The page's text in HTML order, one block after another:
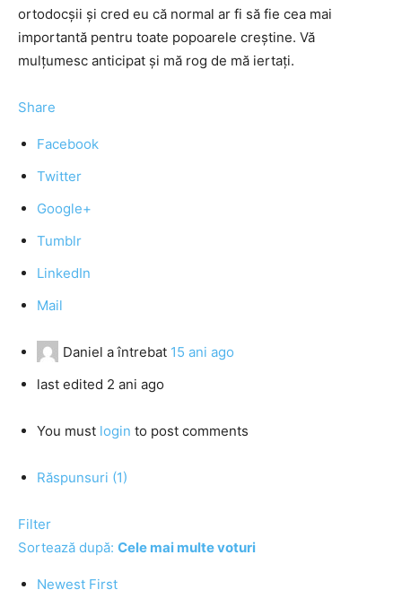
ortodocşii şi cred eu că normal ar fi să fie cea mai
importantă pentru toate popoarele creştine. Vă
mulţumesc anticipat şi mă rog de mă iertaţi.
Share
Facebook
Twitter
Google+
Tumblr
LinkedIn
Mail
Daniel a întrebat 15 ani ago
last edited 2 ani ago
You must login to post comments
Răspunsuri (1)
Filter
Sortează după: Cele mai multe voturi
Newest First